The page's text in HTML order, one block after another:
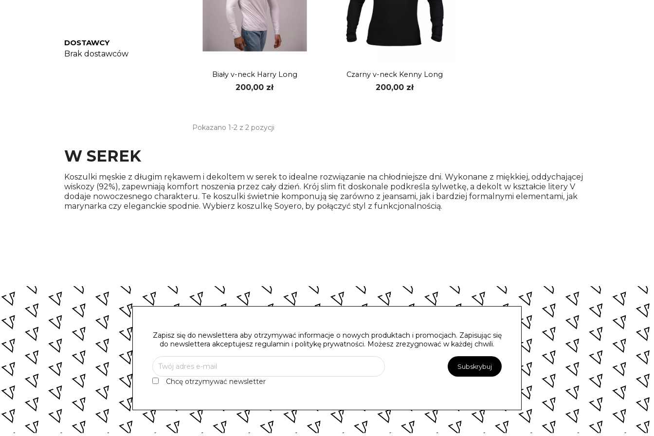
DOSTAWCY
Brak dostawców
Biały v-neck Harry Long
200,00 zł
Czarny v-neck Kenny Long
200,00 zł
Pokazano 1-2 z 2 pozycji
W SEREK
Koszulki męskie z długim rękawem i dekoltem w serek to idealne rozwiązanie na chłodniejsze dni. Wykonane z miękkiej, oddychającej
wiskozy (92%), zapewniają komfort noszenia przez cały dzień. Krój slim fit doskonale podkreśla sylwetkę, a dekolt w kształcie litery V
dodaje nowoczesnego charakteru. Te koszulki świetnie komponują się zarówno z jeansami, jak i bardziej formalnymi elementami, jak
marynarka czy eleganckie spodnie. Wybierz koszulkę Soyero, by połączyć styl z funkcjonalnością.
Zapisz się do newslettera aby otrzymywać informacje o nowych produktach i promocjach. Zapisując się
do newslettera akceptujesz regulamin i politykę prywatności. Możesz zrezygnować w każdej chwili.
Chcę otrzymywać newsletter